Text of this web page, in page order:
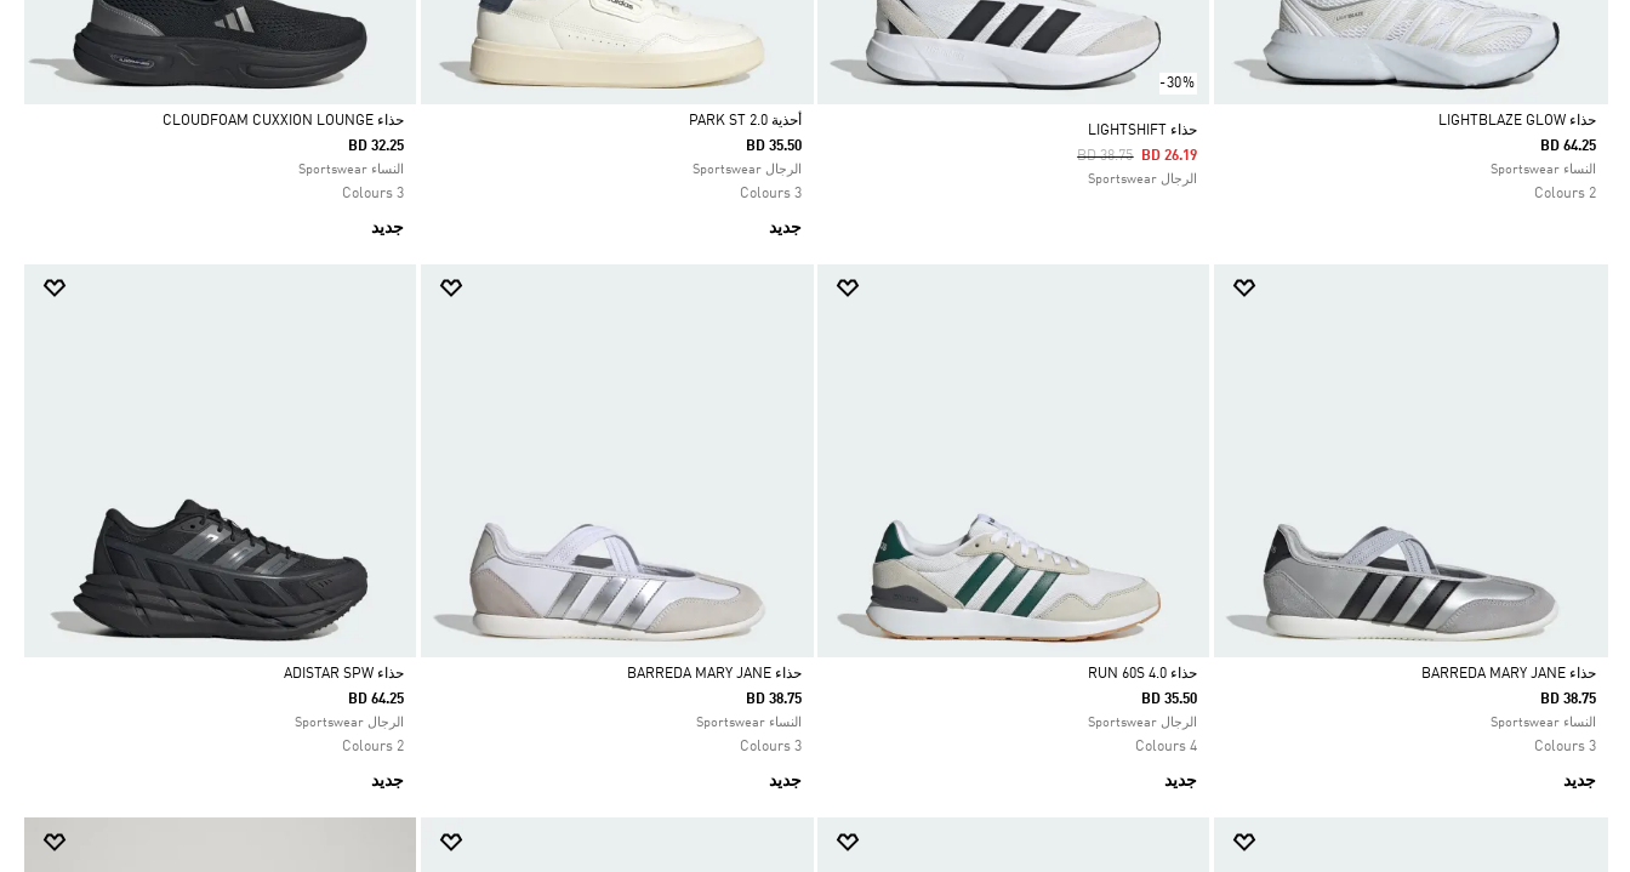
Selected
حذاء LIGHTBLAZE GLOW
BD 64.25
النساء Sportswear
2 Colours
-30%
حذاء LIGHTSHIFT
Price Reduced From
BD 38.75ToBD 26.19
الرجال Sportswear
Selected
أحذية PARK ST 2.0
BD 35.50
الرجال Sportswear
3 Colours
جديد
Selected
حذاء CLOUDFOAM CUXXION LOUNGE
BD 32.25
النساء Sportswear
3 Colours
جديد
Selected
حذاء BARREDA MARY JANE
BD 38.75
النساء Sportswear
3 Colours
جديد
Selected
حذاء RUN 60S 4.0
BD 35.50
الرجال Sportswear
4 Colours
جديد
Selected
حذاء BARREDA MARY JANE
BD 38.75
النساء Sportswear
3 Colours
جديد
Selected
حذاء ADISTAR SPW
BD 64.25
الرجال Sportswear
2 Colours
جديد